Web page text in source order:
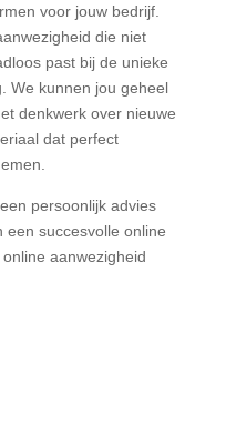
voor jouw bedrijf.
die niet
past bij de unieke
We kunnen jou geheel
denkwerk over nieuwe
dat perfect
persoonlijk advies
een succesvolle online
aanwezigheid